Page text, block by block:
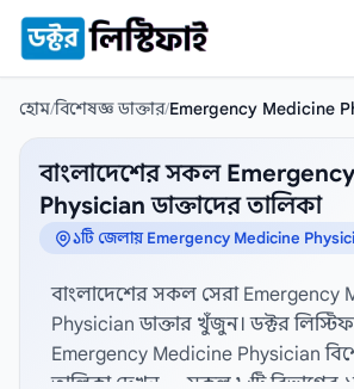
কন্টেন্টে যান
হোম/বিশেষজ্ঞ ডাক্তার/Emergency Medicine
বাংলাদেশের সকল
Physician ডাক্তাদের তালিকা
১টি জেলায় Emergency Medicine
বাংলাদেশের সকল সেরা Emergency
Physician ডাক্তার খুঁজুন। ডক্টর
Emergency Medicine Physician